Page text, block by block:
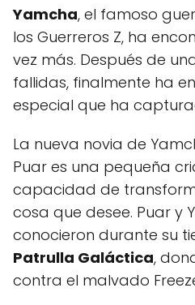
Yamcha, el famoso
los Guerreros Z, ha
vez más. Después de
fallidas, finalmente ha
especial que ha
La nueva novia de
Puar es una pequeña
capacidad de
cosa que desee. Puar y
conocieron durante su
Patrulla Galáctica,
contra el malvado